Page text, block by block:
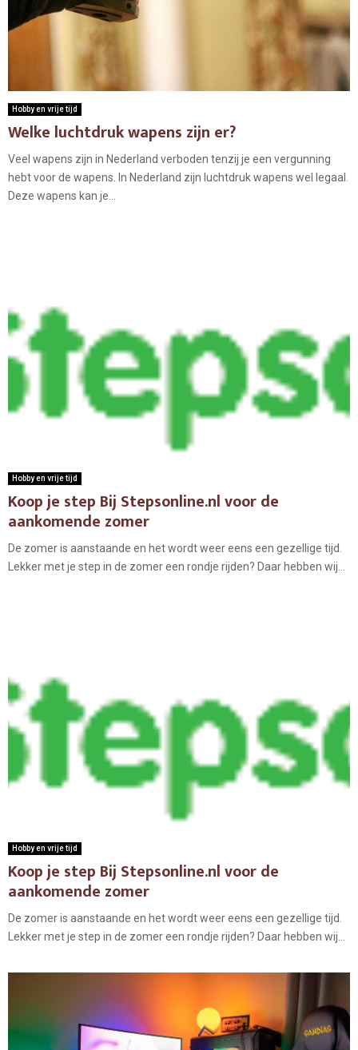
Hobby en vrije tijd
Welke luchtdruk wapens zijn er?
Veel wapens zijn in Nederland verboden tenzij je een vergunning
hebt voor de wapens. In Nederland zijn luchtdruk wapens wel legaal.
Deze wapens kan je...
Hobby en vrije tijd
Koop je step Bij Stepsonline.nl voor de
aankomende zomer
De zomer is aanstaande en het wordt weer eens een gezellige tijd.
Lekker met je step in de zomer een rondje rijden? Daar hebben wij...
Hobby en vrije tijd
Koop je step Bij Stepsonline.nl voor de
aankomende zomer
De zomer is aanstaande en het wordt weer eens een gezellige tijd.
Lekker met je step in de zomer een rondje rijden? Daar hebben wij...